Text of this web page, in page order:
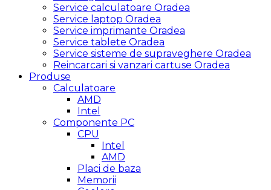
Service calculatoare Oradea
Service laptop Oradea
Service imprimante Oradea
Service tablete Oradea
Service sisteme de supraveghere Oradea
Reincarcari si vanzari cartuse Oradea
Produse
Calculatoare
AMD
Intel
Componente PC
CPU
Intel
AMD
Placi de baza
Memorii